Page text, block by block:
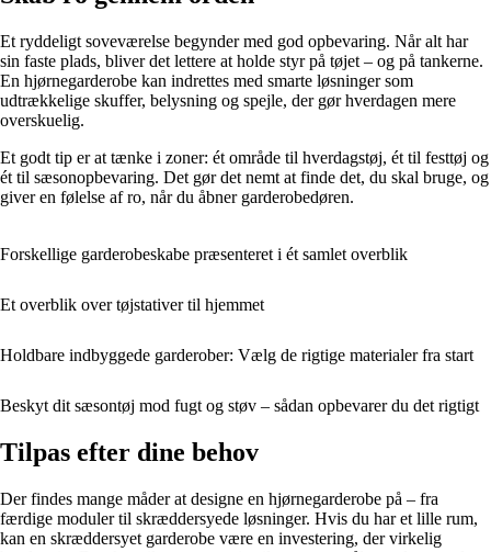
Et ryddeligt soveværelse begynder med god opbevaring. Når alt har
sin faste plads, bliver det lettere at holde styr på tøjet – og på tankerne.
En hjørnegarderobe kan indrettes med smarte løsninger som
udtrækkelige skuffer, belysning og spejle, der gør hverdagen mere
overskuelig.
Et godt tip er at tænke i zoner: ét område til hverdagstøj, ét til festtøj og
ét til sæsonopbevaring. Det gør det nemt at finde det, du skal bruge, og
giver en følelse af ro, når du åbner garderobedøren.
Forskellige garderobeskabe præsenteret i ét samlet overblik
Et overblik over tøjstativer til hjemmet
Holdbare indbyggede garderober: Vælg de rigtige materialer fra start
Beskyt dit sæsontøj mod fugt og støv – sådan opbevarer du det rigtigt
Tilpas efter dine behov
Der findes mange måder at designe en hjørnegarderobe på – fra
færdige moduler til skræddersyede løsninger. Hvis du har et lille rum,
kan en skræddersyet garderobe være en investering, der virkelig